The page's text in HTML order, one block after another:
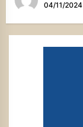
04/11/2024